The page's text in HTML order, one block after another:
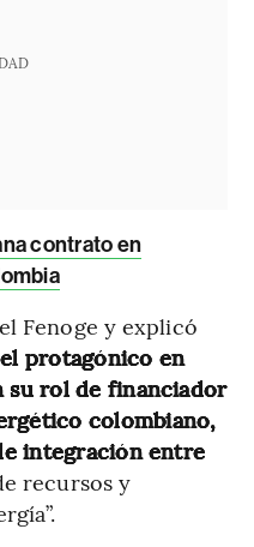
contrato en
Fenoge y explicó
protagónico en
su rol de financiador
colombiano,
integración entre
recursos y